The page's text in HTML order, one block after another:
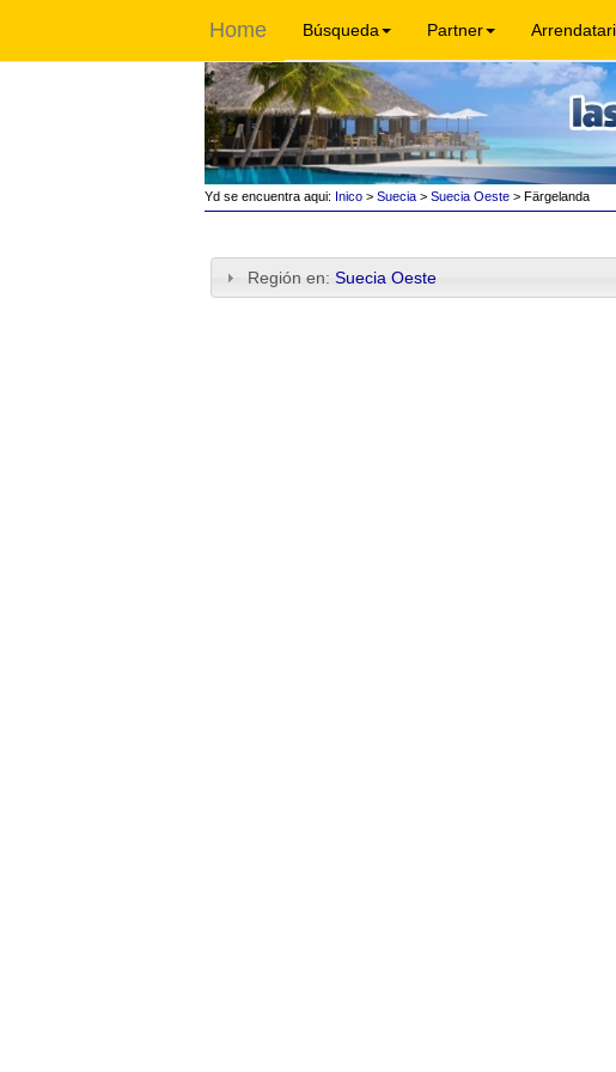
Home Búsqueda Partner
Yd se encuentra aqui: Inico> Suecia> Suecia Oeste> Färgelanda
Región en:Suecia Oeste